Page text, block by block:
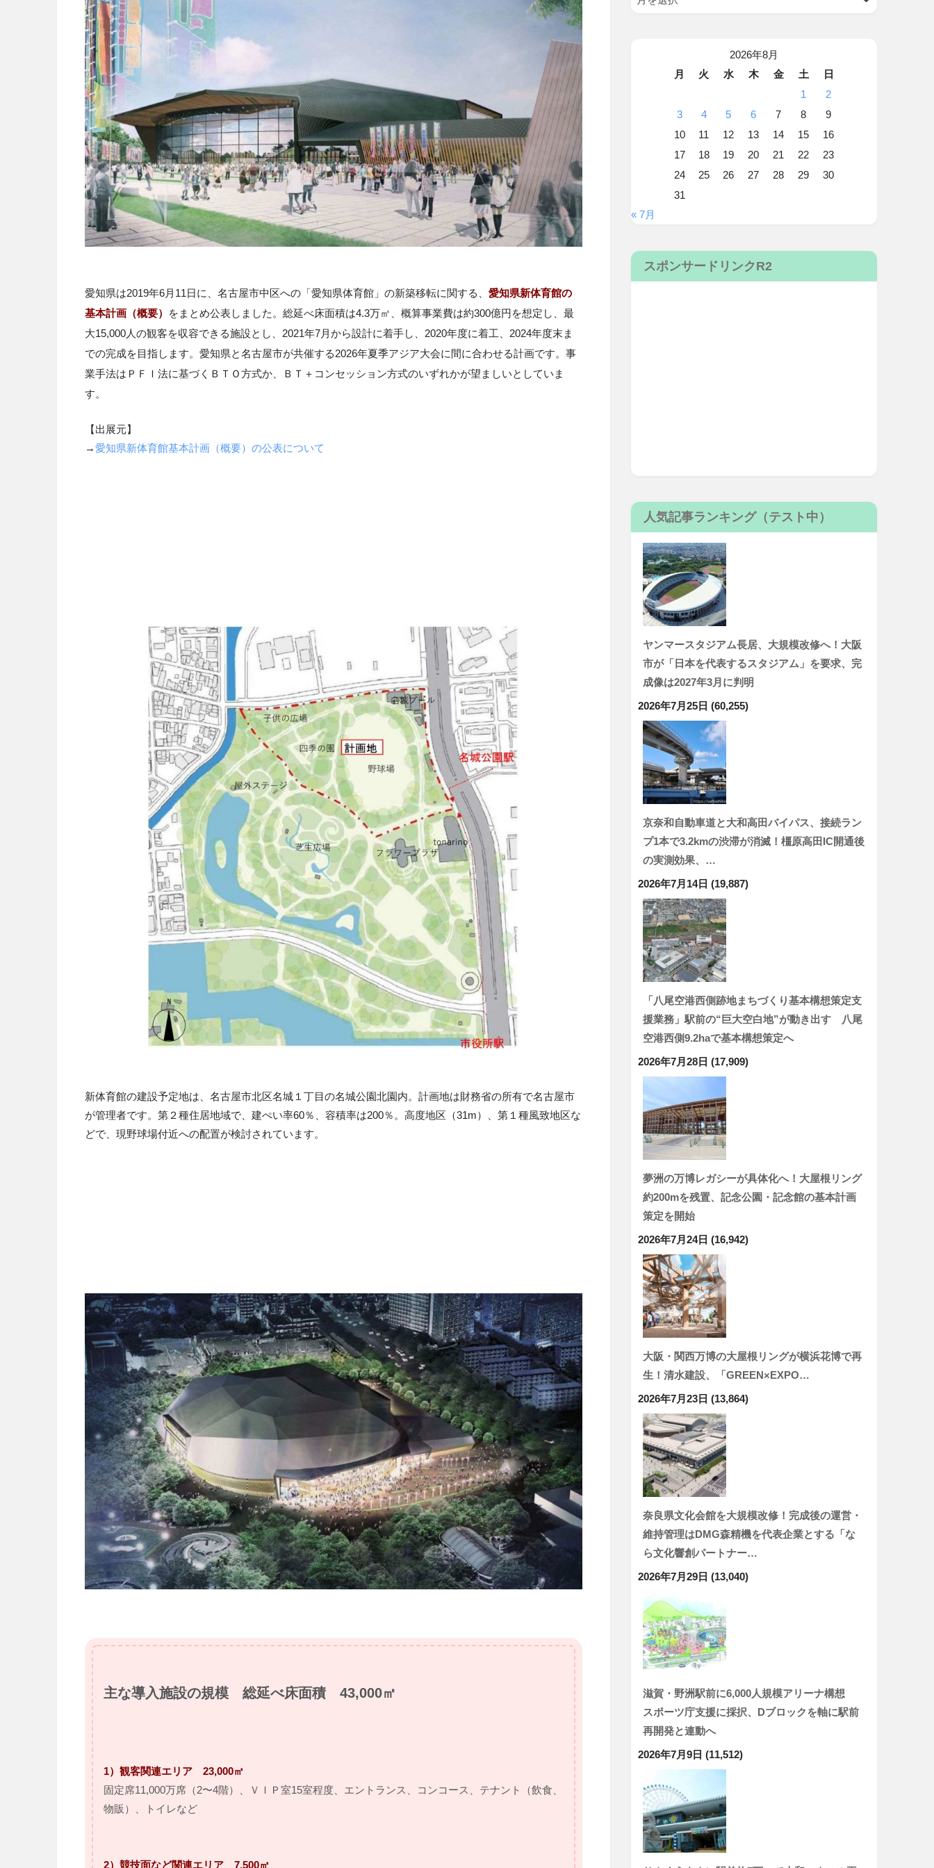
愛知県は2019年6月 11日に、名古屋市中区への「愛知県体育館」の新築移転に関する、 愛知県新体育館の
基本計画（概要）
をまとめ公表しました。総延べ床面積は4.3万㎡、概算事業費は約300億円を想定し、最
大15,000人の観客を収容できる施設とし、 2021年7月から設計に着手し、2020年度に着工、2024年度末ま
での完成を目指します。愛知県と名古屋市が共催する2026年夏季アジア大会に間に合わせる計画です。事
業手法はＰＦＩ法に基づくＢＴＯ方式か、ＢＴ＋コンセッション方式のいずれかが望ましいとしていま
す。
【出展元】
→愛知県新体育館基本計画（概要）の公表について
新体育館の建設予定地は、名古屋市北区名城１丁目の名城公園北園内。計画地は財務省の所有で名古屋市
が管理者です。第２種住居地域で、建ぺい率60％、容積率は200％。高度地区（31m）、第１種風致地区な
どで、現野球場付近への配置が検討されています。
主な導入施設の規模総延べ床面積 43,000㎡
1）観客関連エリア 23,000㎡
固定席11,000万席（2〜4階）、ＶＩＰ室15室程度、エントランス、コンコース、テナント（飲食、
物販）、トイレなど
2）競技面など関連エリア 7,500㎡
2026年8月
月
火 水 木 金 土
日
1
2
3
4 5 6 7 8
9
10
11 12 13 14 15
16
17
18 19 20 21 22
23
24
25 26 27 28 29
30
31
« 7月
スポンサードリンクR2
人気記事ランキング（テスト中）
ヤンマースタジアム長居、大規模改修へ！大阪
市が「日本を代表するスタジアム」を要求、完
成像は2027年3月に判明
2026年7月25日 (60,255)
京奈和自動車道と大和高田バイパス、接続ラン
プ1本で3.2kmの渋滞が消滅！橿原高田IC開通後
の実測効果、…
2026年7月14日 (19,887)
「八尾空港西側跡地まちづくり基本構想策定支
援業務」駅前の“巨大空白地”が動き出す 八尾
空港西側9.2haで基本構想策定へ
2026年7月28日 (17,909)
夢洲の万博レガシーが具体化へ！大屋根リング
約200mを残置、記念公園・記念館の基本計画
策定を開始
2026年7月24日 (16,942)
大阪・関西万博の大屋根リングが横浜花博で再
生！清水建設、「GREEN×EXPO…
2026年7月23日 (13,864)
奈良県文化会館を大規模改修！完成後の運営・
維持管理はDMG森精機を代表企業とする「な
ら文化響創パートナー…
2026年7月29日 (13,040)
滋賀・野洲駅前に6,000人規模アリーナ構想
スポーツ庁支援に採択、Dブロックを軸に駅前
再開発と連動へ
2026年7月9日 (11,512)